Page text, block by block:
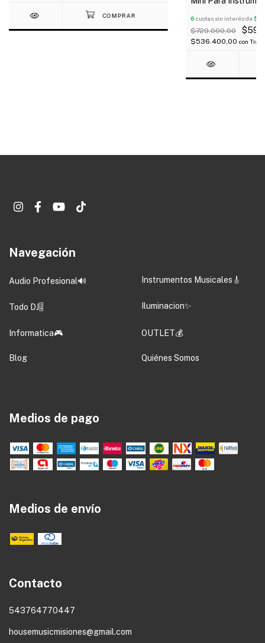
6 cuotas sin interés de
$729.000,00
$536.400,00 con
Navegación
Audio Profesional🔊 Instrumentos Musicales🎸
Todo DJ🎚️ Iluminacion✨
Informatica🎮 OUTLET💰
Blog Quiénes Somos
Medios de pago
Medios de envío
Contacto
543764770447
housemusicmisiones@gmail.com